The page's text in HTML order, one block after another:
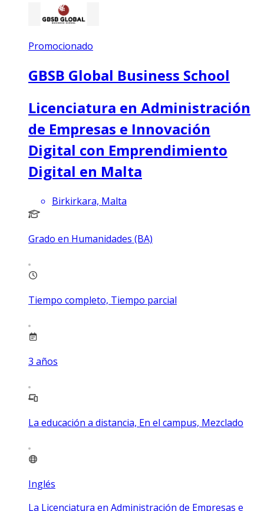
Promocionado
GBSB Global Business School
Licenciatura en Administración
de Empresas e Innovación
Digital con Emprendimiento
Digital en Malta
Birkirkara, Malta
Grado en Humanidades (BA)
Tiempo completo, Tiempo parcial
3 años
La educación a distancia, En el campus, Mezclado
Inglés
La Licenciatura en Administración de Empresas e